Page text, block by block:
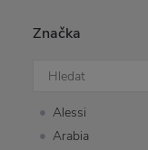
Značka
Alessi
Arabia